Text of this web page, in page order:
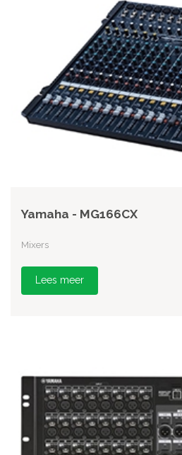
Yamaha - MG166CX
Mixers
Lees meer